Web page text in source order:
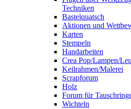
Techniken
Bastelquatsch
Aktionen und
Karten
Stempeln
Handarbeiten
Crea Pop/Lampen/
Keilrahmen/Malerei
Scrapforum
Holz
Forum für
Wichteln